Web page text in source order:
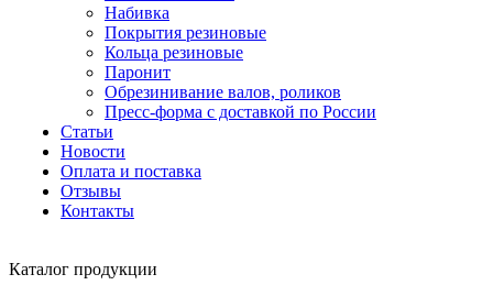
Набивка
Покрытия резиновые
Кольца резиновые
Паронит
Обрезинивание валов, роликов
Пресс-форма с доставкой по России
Статьи
Новости
Оплата и поставка
Отзывы
Контакты
Каталог продукции